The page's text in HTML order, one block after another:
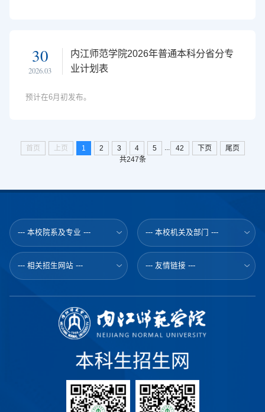
30
2026.03
内江师范学院2026年普通本科分省分专
业计划表
预计在6月初发布。
首页 上页 1 2 3 4 5 42 下页
尾页
共247条
--- 本校院系及专业 --- --- 本校机关及部门 ---
--- 相关招生网站 --- --- 友情链接 ---